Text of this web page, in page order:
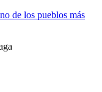
de los pueblos más